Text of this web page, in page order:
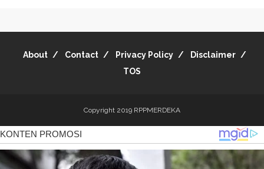
About Contact Privacy Policy
Disclaimer
TOS
Copyright 2019 RPPMERDEKA